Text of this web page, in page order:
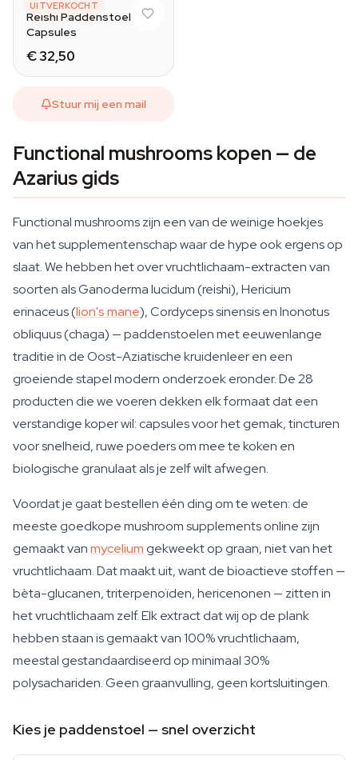
UITVERKOCHT
FOODSPOREN
Reishi Paddenstoel
Capsules
€ 32,50
Stuur mij een mail
Functional mushrooms kopen — de
Azarius gids
Functional mushrooms zijn een van de weinige hoekjes
van het supplementenschap waar de hype ook ergens op
slaat. We hebben het over vruchtlichaam-extracten van
soorten alsGanoderma lucidum(reishi),Hericium
erinaceus(lion's mane),Cordyceps sinensisenInonotus
obliquus(chaga) — paddenstoelen met eeuwenlange
traditie in de Oost-Aziatische kruidenleer en een
groeiende stapel modern onderzoek eronder. De 28
producten die we voeren dekken elk formaat dat een
verstandige koper wil: capsules voor het gemak, tincturen
voor snelheid, ruwe poeders om mee te koken en
biologische granulaat als je zelf wilt afwegen.
Voordat je gaat bestellen één ding om te weten: de
meeste goedkope mushroom supplements online zijn
gemaakt vanmycelium gekweekt op graan, niet van het
vruchtlichaam. Dat maakt uit, want de bioactieve stoffen —
bèta-glucanen, triterpenoïden, hericenonen — zitten in
het vruchtlichaam zelf. Elk extract dat wij op de plank
hebben staan is gemaakt van 100% vruchtlichaam,
meestal gestandaardiseerd op minimaal 30%
polysachariden. Geen graanvulling, geen kortsluitingen.
Kies je paddenstoel — snel overzicht